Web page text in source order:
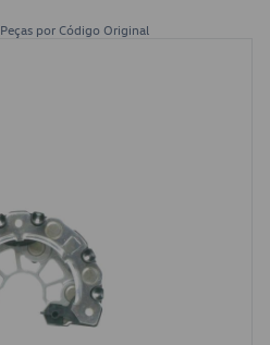
Peças por Código Original